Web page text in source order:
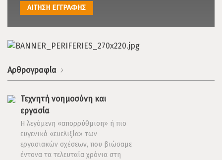
ΑΙΤΗΣΗ ΕΓΓΡΑΦΗΣ
Αρθρογραφία
Τεχνητή νοημοσύνη και
εργασία
Η λεγόμενη «απορρύθμιση» ή πιο
ευγενικά «ευελιξία» των
εργασιακών σχέσεων, που βιώσαμε
έντονα τα τελευταία χρόνια στη